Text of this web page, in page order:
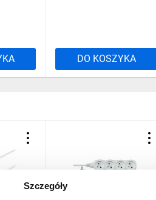
Szczegóły
DO KOSZYKA